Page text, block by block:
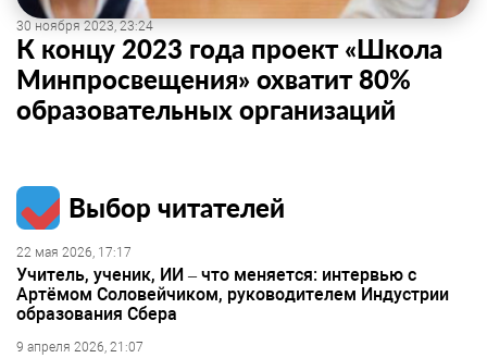
30 ноября 2023, 23:24
К концу 2023 года проект «Школа
Минпросвещения» охватит 80%
образовательных организаций
Выбор читателей
22 мая 2026, 17:17
Учитель, ученик, ИИ – что меняется: интервью с
Артёмом Соловейчиком, руководителем Индустрии
образования Сбера
9 апреля 2026, 21:07